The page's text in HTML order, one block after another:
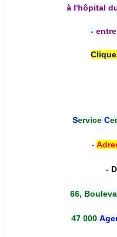
à l'hôpital
- entre
Service C
-
-
66,
47 000